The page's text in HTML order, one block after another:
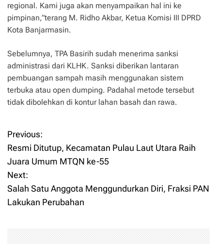
regional. Kami juga akan menyampaikan hal ini ke
pimpinan,”terang M. Ridho Akbar, Ketua Komisi III DPRD
Kota Banjarmasin.
Sebelumnya, TPA Basirih sudah menerima sanksi
administrasi dari KLHK. Sanksi diberikan lantaran
pembuangan sampah masih menggunakan sistem
terbuka atau open dumping. Padahal metode tersebut
tidak dibolehkan di kontur lahan basah dan rawa.
P
o
s
t
Previous:
Resmi Ditutup, Kecamatan Pulau Laut Utara Raih
Juara Umum MTQN ke-55
Next:
Salah Satu Anggota Menggundurkan Diri, Fraksi PAN
Lakukan Perubahan